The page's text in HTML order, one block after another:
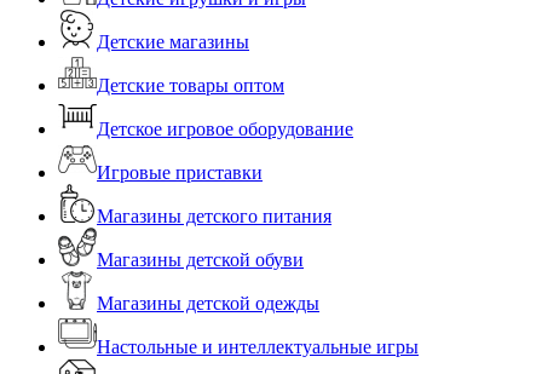
Детские магазины
Детские товары оптом
Детское игровое оборудование
Игровые приставки
Магазины детского питания
Магазины детской обуви
Магазины детской одежды
Настольные и интеллектуальные игры